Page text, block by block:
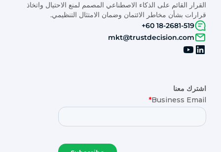
القرار القائم على الذكاء الاصطناعي المصمم لمنع الاحتيال واتخاذ
قرارات بشأن مخاطر الائتمان وضمان الامتثال التنظيمي.
+60 18-2681-519
mkt@trustdecision.com
اشترك معنا